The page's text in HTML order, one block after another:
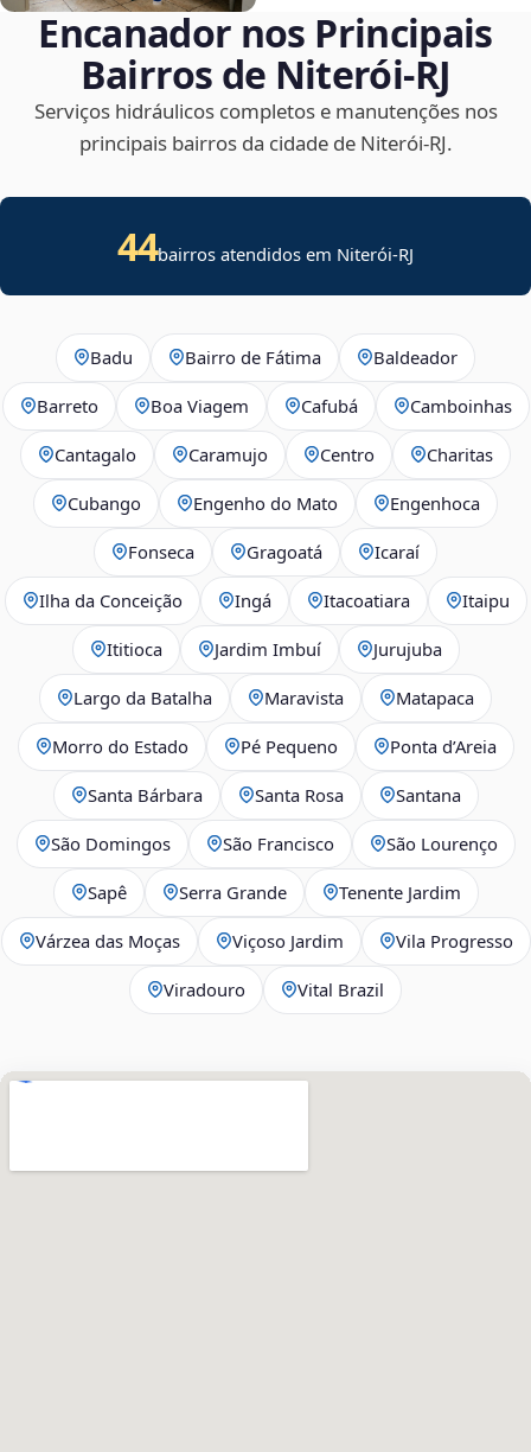
Encanador nos Principais
Bairros de Niterói‑RJ
Serviços hidráulicos completos e manutenções nos
principais bairros da cidade de Niterói‑RJ.
44bairros atendidos em Niterói-RJ
Badu Bairro de Fátima Baldeador
Barreto Boa Viagem Cafubá Camboinhas
Cantagalo Caramujo Centro Charitas
Cubango Engenho do Mato Engenhoca
Fonseca Gragoatá Icaraí
Ilha da Conceição Ingá Itacoatiara Itaipu
Ititioca Jardim Imbuí Jurujuba
Largo da Batalha Maravista Matapaca
Morro do Estado Pé Pequeno Ponta d’Areia
Santa Bárbara Santa Rosa Santana
São Domingos São Francisco São Lourenço
Sapê Serra Grande Tenente Jardim
Várzea das Moças Viçoso Jardim Vila Progresso
Viradouro Vital Brazil